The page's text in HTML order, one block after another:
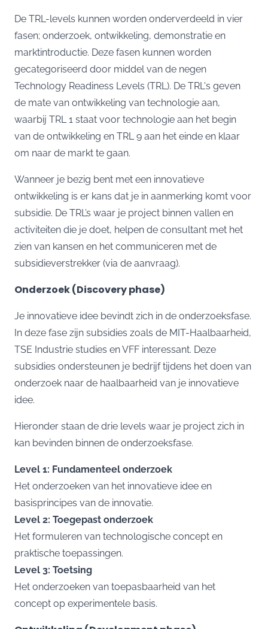
De TRL-levels kunnen worden onderverdeeld in vier
fasen; onderzoek, ontwikkeling, demonstratie en
marktintroductie. Deze fasen kunnen worden
gecategoriseerd door middel van de negen
Technology Readiness Levels (TRL). De TRL's geven
de mate van ontwikkeling van technologie aan,
waarbij TRL 1 staat voor technologie aan het begin
van de ontwikkeling en TRL 9 aan het einde en klaar
om naar de markt te gaan.
Wanneer je bezig bent met een innovatieve
ontwikkeling is er kans dat je in aanmerking komt voor
subsidie. De TRL’s waar je project binnen vallen en
activiteiten die je doet, helpen de consultant met het
zien van kansen en het communiceren met de
subsidieverstrekker (via de aanvraag).
Onderzoek (Discovery phase)
Je innovatieve idee bevindt zich in de onderzoeksfase.
In deze fase zijn subsidies zoals de MIT-Haalbaarheid,
TSE Industrie studies enVFF interessant. Deze
subsidies ondersteunen je bedrijf tijdens het doen van
onderzoek naar de haalbaarheid van je innovatieve
idee.
Hieronder staan de drie levels waar je project zich in
kan bevinden binnen de onderzoeksfase.
Level 1: Fundamenteel onderzoek
Het onderzoeken van het innovatieve idee en
basisprincipes van de innovatie.
Level 2: Toegepast onderzoek
Het formuleren van technologische concept en
praktische toepassingen.
Level 3: Toetsing
Het onderzoeken van toepasbaarheid van het
concept op experimentele basis.